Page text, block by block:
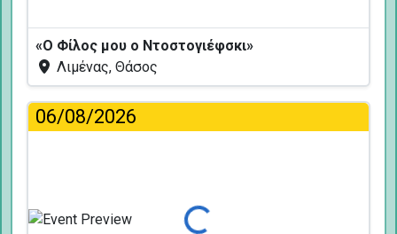
«Ο Φίλος μου ο Ντοστογιέφσκι»
Λιμένας, Θάσος
06/08/2026
Φόρτωση...